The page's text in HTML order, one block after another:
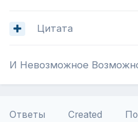
Цитата
И Невозможное
Ответы Created